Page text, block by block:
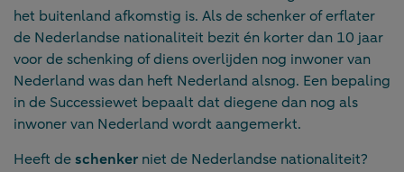
het buitenland afkomstig is. Als de schenker of erflater
de Nederlandse nationaliteit bezit én korter dan 10 jaar
voor de schenking of diens overlijden nog inwoner van
Nederland was dan heft Nederland alsnog. Een bepaling
in de Successiewet bepaalt dat diegene dan nog als
inwoner van Nederland wordt aangemerkt.
Heeft deschenker niet de Nederlandse nationaliteit?